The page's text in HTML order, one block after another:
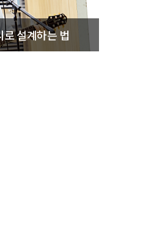
설계하는 법